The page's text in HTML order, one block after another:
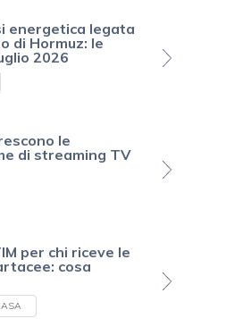
energetica legata
di Hormuz: le
2026
le
di streaming TV
per chi riceve le
cosa